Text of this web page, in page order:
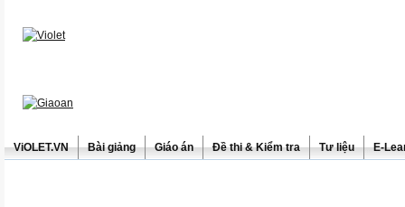
ViOLET.VN Bài giảng Giáo án Đề thi & Kiểm tra Tư liệu E-